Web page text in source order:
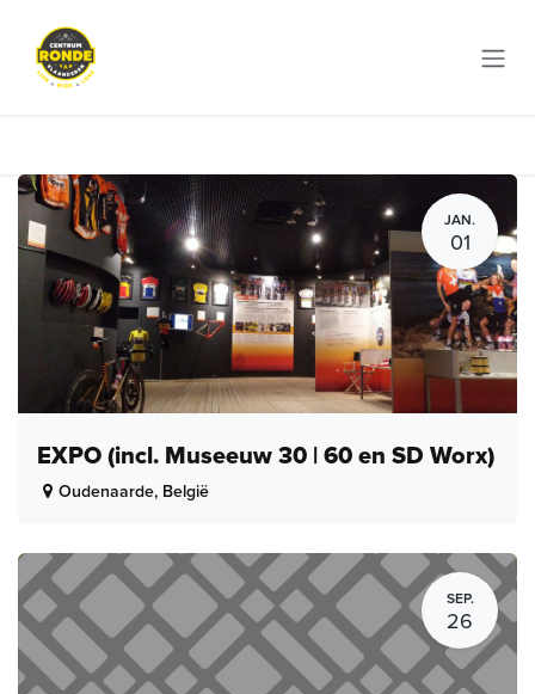
JAN.
01
EXPO (incl. Museeuw 30 | 60 en SD Worx)
Oudenaarde, België
SEP.
26